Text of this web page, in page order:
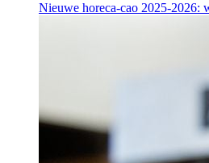
Nieuwe horeca-cao 2025-2026: